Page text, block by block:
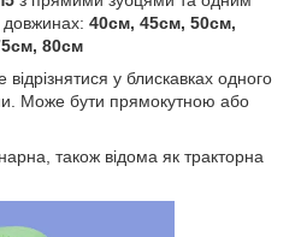
довжинах: 40см, 45см, 50см,
80см
у блискавках одного
Може бути прямокутною або
також відома як тракторна